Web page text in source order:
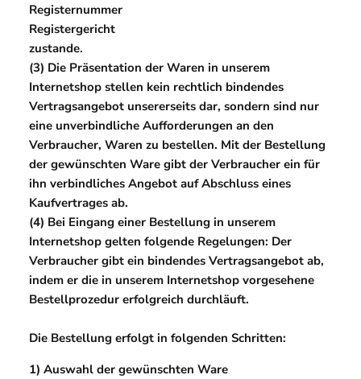
Registernummer
Registergericht
zustande.
(3) Die Präsentation der Waren in unserem
Internetshop stellen kein rechtlich bindendes
Vertragsangebot unsererseits dar, sondern sind nur
eine unverbindliche Aufforderungen an den
Verbraucher, Waren zu bestellen. Mit der Bestellung
der gewünschten Ware gibt der Verbraucher ein für
ihn verbindliches Angebot auf Abschluss eines
Kaufvertrages ab.
(4) Bei Eingang einer Bestellung in unserem
Internetshop gelten folgende Regelungen: Der
Verbraucher gibt ein bindendes Vertragsangebot ab,
indem er die in unserem Internetshop vorgesehene
Bestellprozedur erfolgreich durchläuft.
Die Bestellung erfolgt in folgenden Schritten:
1) Auswahl der gewünschten Ware